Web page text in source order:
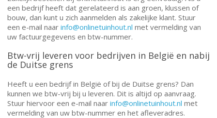
een bedrijf heeft dat gerelateerd is aan groen, klussen of
bouw, dan kunt u zich aanmelden als zakelijke klant. Stuur
een e-mail naar info@onlinetuinhout.nl met vermelding van
uw factuurgegevens en btw-nummer.
Btw-vrij leveren voor bedrijven in België en nabij
de Duitse grens
Heeft u een bedrijf in België of bij de Duitse grens? Dan
kunnen we btw-vrij bij u leveren. Dit is altijd op aanvraag.
Stuur hiervoor een e-mail naar info@onlinetuinhout.nl met
vermelding van uw btw-nummer en het afleveradres.